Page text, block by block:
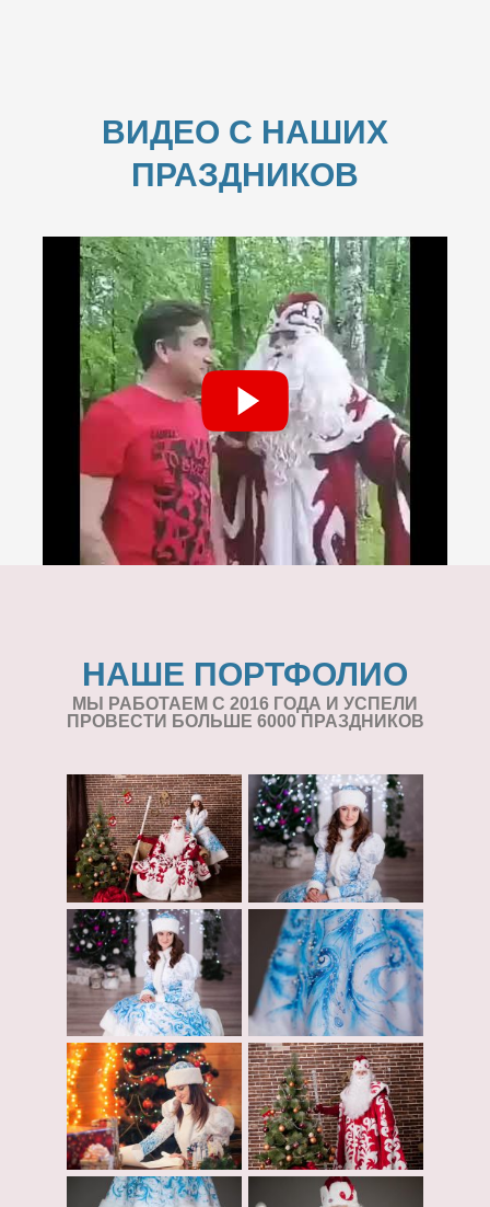
ВИДЕО С НАШИХ
ПРАЗДНИКОВ
НАШЕ ПОРТФОЛИО
МЫ РАБОТАЕМ С 2016 ГОДА И УСПЕЛИ
ПРОВЕСТИ БОЛЬШЕ 6000 ПРАЗДНИКОВ